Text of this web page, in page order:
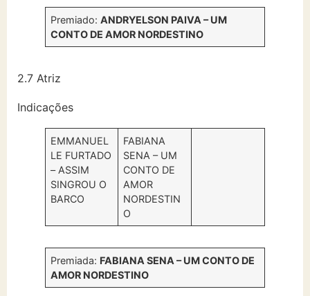
Premiado:ANDRYELSON PAIVA – UM
CONTO DE AMOR NORDESTINO
2.7 Atriz
Indicações
EMMANUEL
LE FURTADO
– ASSIM
SINGROU O
BARCO
FABIANA
SENA – UM
CONTO DE
AMOR
NORDESTIN
O
Premiada: FABIANA SENA – UM CONTO DE
AMOR NORDESTINO